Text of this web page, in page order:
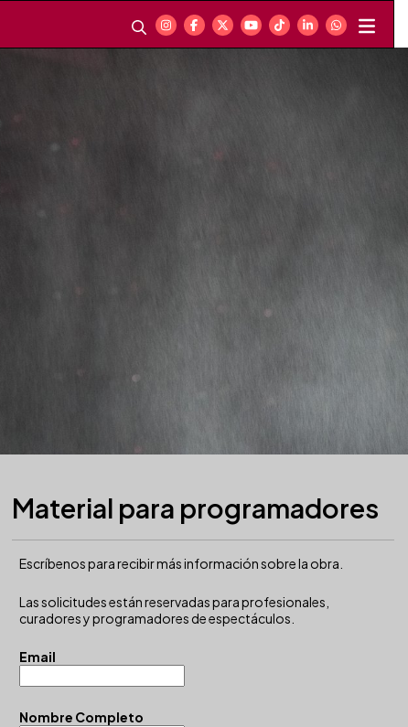
Material para programadores
Escríbenos para recibir más información sobre la obra.
Las solicitudes están reservadas para profesionales,
curadores y programadores de espectáculos.
Email
Nombre Completo